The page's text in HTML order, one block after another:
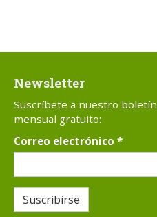
Newsletter
Suscríbete a nuestro boletín
mensual gratuito:
Correo electrónico *
Suscribirse